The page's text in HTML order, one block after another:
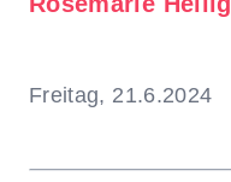
Freitag, 21.6.2024